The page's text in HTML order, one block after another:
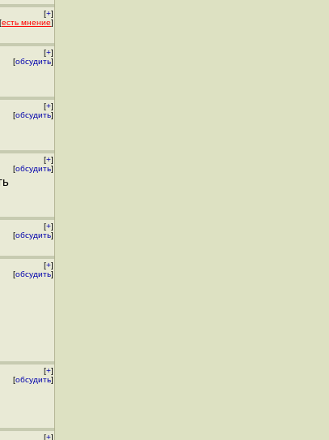
[+]
[есть мнение]
[+]
[обсудить]
[+]
[обсудить]
[+]
[обсудить]
[+]
[обсудить]
[+]
[обсудить]
[+]
[обсудить]
[+]